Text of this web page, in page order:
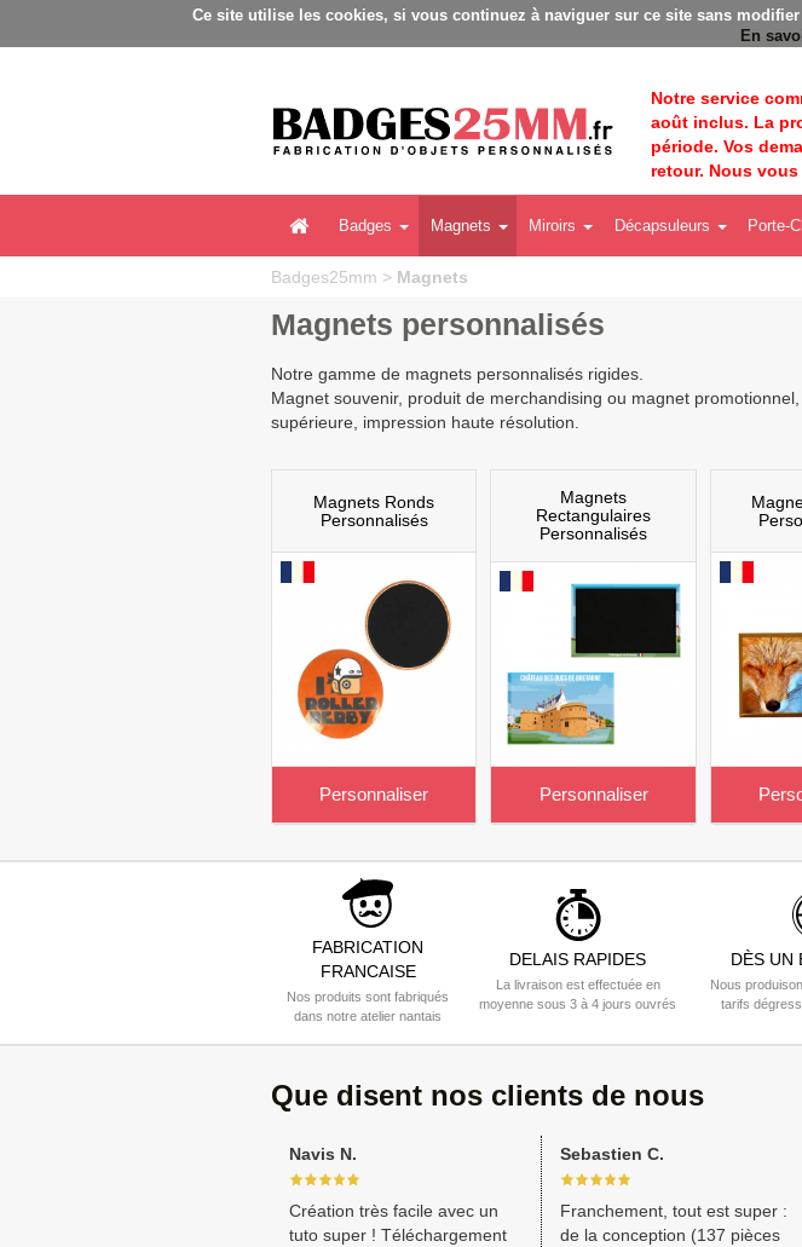
Badges
Ce site utilise les cookies, si vous continuez à naviguer sur ce site sans
En
Notre service
août inclus. La
période. Vos
retour. Nous
Badges Magnets Miroirs Décapsuleurs Porte-
Badges25mm > Magnets
Magnets personnalisés
Notre gamme de magnets personnalisés rigides.
Magnet souvenir, produit de merchandising ou magnet
supérieure, impression haute résolution.
Magnets Ronds
Personnalisés
Personnaliser
Magnets
Rectangulaires
Personnalisés
Personnaliser
FABRICATION
FRANCAISE
Nos produits sont fabriqués
dans notre atelier nantais
DELAIS RAPIDES
La livraison est effectuée en
moyenne sous 3 à 4 jours ouvrés
DÈS UN
Nous
tarifs
Que disent nos clients de nous
Navis N.
Création très facile avec un
tuto super ! Téléchargement
Sebastien C.
Franchement, tout est super :
de la conception (137 pièces